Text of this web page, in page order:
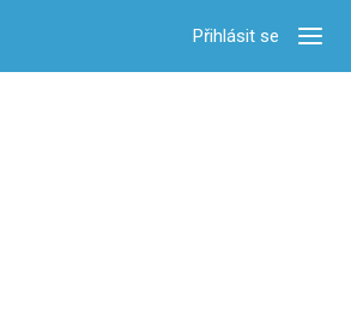
Přihlásit se